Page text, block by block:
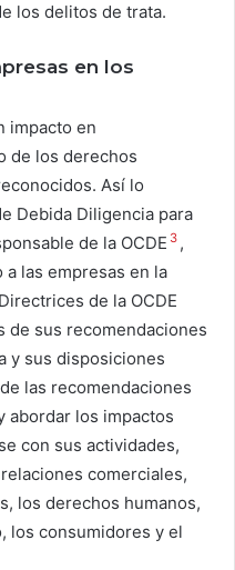
los delitos de trata.
en los
impacto en
de los derechos
Así lo
Debida Diligencia para
de la OCDE 3 ,
las empresas en la
de la OCDE
de sus recomendaciones
y sus disposiciones
las recomendaciones
abordar los impactos
con sus actividades,
comerciales,
los derechos humanos,
los consumidores y el